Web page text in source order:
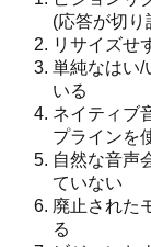
(応答が切
リサイズせ
単純なはい/
いる
ネイティブ
プラインを
自然な音声
ていない
廃止された
る